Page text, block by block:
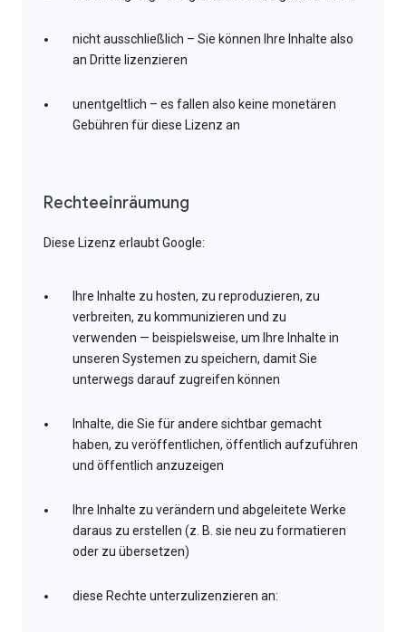
nicht ausschließlich – Sie können Ihre Inhalte also
an Dritte lizenzieren
unentgeltlich – es fallen also keine monetären
Gebühren für diese Lizenz an
Rechteeinräumung
Diese Lizenz erlaubt Google:
Ihre Inhalte zu hosten, zu reproduzieren, zu
verbreiten, zu kommunizieren und zu
verwenden — beispielsweise, um Ihre Inhalte in
unseren Systemen zu speichern, damit Sie
unterwegs darauf zugreifen können
Inhalte, die Sie für andere sichtbar gemacht
haben, zu veröffentlichen, öffentlich aufzuführen
und öffentlich anzuzeigen
Ihre Inhalte zu verändern und abgeleitete Werke
daraus zu erstellen (z. B. sie neu zu formatieren
oder zu übersetzen)
diese Rechte unterzulizenzieren an: